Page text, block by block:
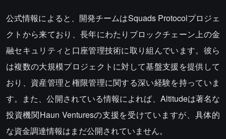
公式情報によると、開発チームはSquads Protocolプロジェ
クトから来ており、長年にわたりブロックチェーン上の金
融セキュリティと口座管理技術に取り組んでいます。彼ら
は複数の大規模プロジェクトに対して基盤支援を提供して
おり、資産管理と権限管理に関する深い経験を持っていま
す。また、公開されている情報によれば、Altitudeは著名な
投資機関Haun Venturesの支援を受けていますが、具体的
な資金調達情報はまだ公開されていません。